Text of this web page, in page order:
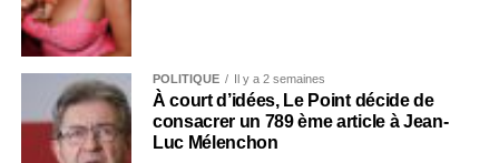
POLITIQUE Il y a 2 semaines
À court d’idées, Le Point décide de
consacrer un 789 ème article à Jean-
Luc Mélenchon